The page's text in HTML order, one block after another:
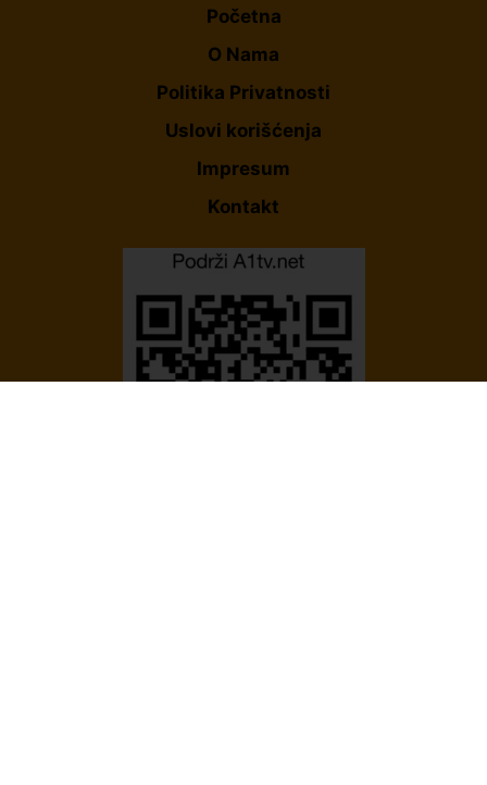
Početna
O Nama
Politika Privatnosti
Uslovi korišćenja
Impresum
Kontakt